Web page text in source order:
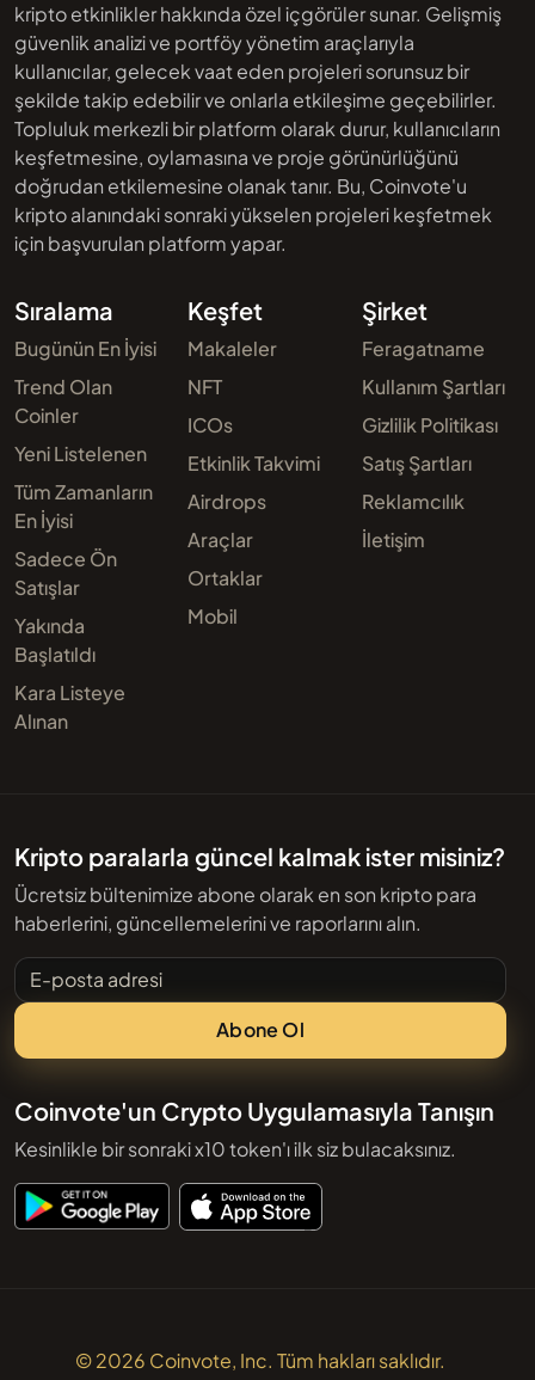
kripto etkinlikler hakkında özel içgörüler sunar. Gelişmiş
güvenlik analizi ve portföy yönetim araçlarıyla
kullanıcılar, gelecek vaat eden projeleri sorunsuz bir
şekilde takip edebilir ve onlarla etkileşime geçebilirler.
Topluluk merkezli bir platform olarak durur, kullanıcıların
keşfetmesine, oylamasına ve proje görünürlüğünü
doğrudan etkilemesine olanak tanır. Bu, Coinvote'u
kripto alanındaki sonraki yükselen projeleri keşfetmek
için başvurulan platform yapar.
Sıralama
Bugünün En İyisi
Trend Olan
Coinler
Yeni Listelenen
Tüm Zamanların
En İyisi
Sadece Ön
Satışlar
Yakında
Başlatıldı
Kara Listeye
Alınan
Keşfet
Makaleler
NFT
ICOs
Etkinlik Takvimi
Airdrops
Araçlar
Ortaklar
Mobil
Şirket
Feragatname
Kullanım Şartları
Gizlilik Politikası
Satış Şartları
Reklamcılık
İletişim
Kripto paralarla güncel kalmak ister misiniz?
Ücretsiz bültenimize abone olarak en son kripto para
haberlerini, güncellemelerini ve raporlarını alın.
E-posta adresi
Abone Ol
Coinvote'un Crypto Uygulamasıyla Tanışın
Kesinlikle bir sonraki x10 token'ı ilk siz bulacaksınız.
© 2026 Coinvote, Inc. Tüm hakları saklıdır.